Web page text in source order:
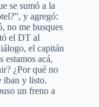
se sumó a la
y agregó:
no me busques
el DT al
el capitán
estamos acá,
¿Por qué no
iban y listo.
un freno a